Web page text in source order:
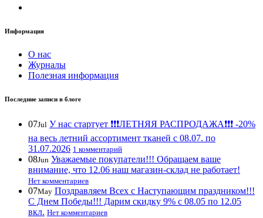
Информация
О нас
Журналы
Полезная информация
Последние записи в блоге
07Jul У нас стартует ❗️❗️❗️ЛЕТНЯЯ РАСПРОДАЖА❗️❗️❗️ -20%
на весь летний ассортимент тканей с 08.07. по
31.07.2026 1 комментарий
08Jun Уважаемые покупатели!!! Обращаем ваше
внимание, что 12.06 наш магазин-склад не работает!
Нет комментариев
07May Поздравляем Всех с Наступающим праздником!!!
С Днем Победы!!! Дарим скидку 9% с 08.05 по 12.05
вкл. Нет комментариев